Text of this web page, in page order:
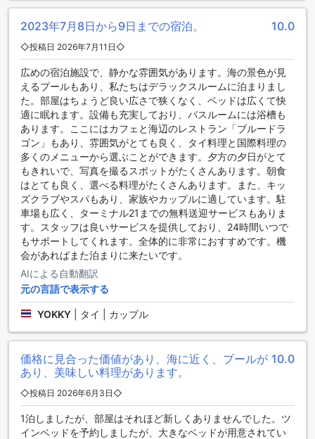
ーでは、涼しいドリンクを楽しみながらリラックスできま
す。ビーチでは、日光浴やウォータースポーツを楽しむこと
定】は、スポーツ愛好家にとって理想的な滞在先です。
便利な設備が揃ったガーデン クリフ リゾート&スパ【SHA
Extra+認定】
ガーデン クリフ リゾート&スパ【SHA Extra+認定】は、快適
な滞在をサポートするためにさまざまな便利な設備を提供し
ています。24時間ルームサービスがあり、いつでもお部屋で
の食事を楽しむことができます。また、お部屋の清掃も毎日
行われ、快適な環境を維持します。
ホテル内にはセーフティボックスがあり、貴重品を安全に保
管することができます。フロントデスクのコンシェルジュは
親切でフレンドリーであり、お客様の要望や質問に迅速に対
応します。公共エリアではWi-Fiが利用可能で、インターネッ
トに接続することができます。
さらに、ガーデン クリフ リゾート&スパ【SHA Extra+認定】
では、喫煙エリアが指定されており、禁煙ルームと喫煙ルー
ムの選択肢を提供しています。全客室で無料のWi-Fiが利用で
き、ビジネスやレジャーの両方でインターネットを快適に利
用することができます。
荷物の預かりやコンビニエンスストアもあり、旅行者の便利
パ【SHA Extra+認定】は、快適で便利な滞在を提供するため
に、さまざまな設備を備えています。
ガーデン クリフ リゾート&スパ【SHA Extra+認定】のお客様
評価が高評価！
2023年7月8日から9日までの宿泊。 10.0
◇投稿日 2026年7月11日◇
広めの宿泊施設で、静かな雰囲気があります。海の景色が見
えるプールもあり、私たちはデラックスルームに泊まりまし
た。部屋はちょうど良い広さで狭くなく、ベッドは広くて快
適に眠れます。設備も充実しており、バスルームには浴槽も
あります。ここにはカフェと海辺のレストラン「ブルードラ
ゴン」もあり、雰囲気がとても良く、タイ料理と国際料理の
多くのメニューから選ぶことができます。夕方の夕日がとて
もきれいで、写真を撮るスポットがたくさんあります。朝食
はとても良く、選べる料理がたくさんあります。また、キッ
ズクラブやスパもあり、家族やカップルに適しています。駐
車場も広く、ターミナル21までの無料送迎サービスもありま
す。スタッフは良いサービスを提供しており、24時間いつで
もサポートしてくれます。全体的に非常におすすめです。機
会があればまた泊まりに来たいです。
AIによる自動翻訳
元の言語で表示する
YOKKY タイ | カップル
価格に見合った価値があり、海に近く、プールが
あり、美味しい料理があります。
10.0
◇投稿日 2026年6月3日◇
1泊しましたが、部屋はそれほど新しくありませんでした。ツ
インベッドを予約しましたが、大きなベッドが用意されてい